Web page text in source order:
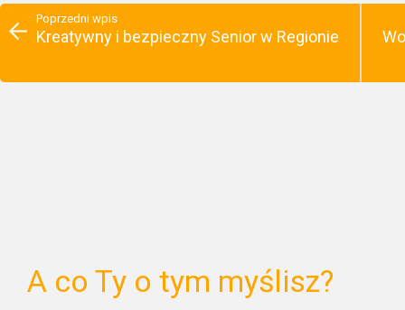
Poprzedni wpis
Kreatywny i bezpieczny Senior w Regionie
A co Ty o tym myślisz?